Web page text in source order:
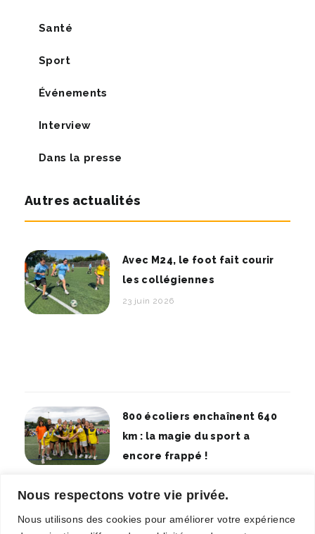
Nous respectons votre vie privée.
Nous utilisons des cookies pour améliorer votre expérience
Santé
Sport
Événements
Interview
Dans la presse
Autres actualités
Avec M24, le foot fait courir
les collégiennes
23 juin 2026
800 écoliers enchaînent 640
km : la magie du sport a
encore frappé !